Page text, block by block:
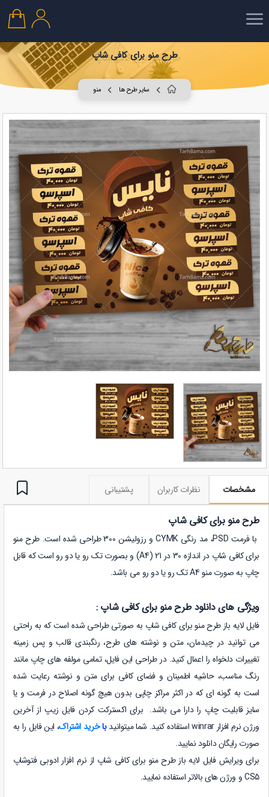
طرح منو برای کافی شاپ
سایر طرح ها منو
مشخصات نظرات کاربران پشتیبانی
طرح منو برای کافی شاپ
با فرمت PSD، مد رنگی CYMK و رزولیشن 300 طراحی شده است. طرح منو
برای کافی شاپ در اندازه 30 در 21 (A4) و بصورت تک رو یا دو رو است که قابل
چاپ به صورت منو A4 تک رو یا دو رو می باشد.
ویژگی های دانلود طرح منو برای کافی شاپ :
فایل لایه باز طرح منو برای کافی شاپ به صورتی طراحی شده است که به راحتی
می توانید در چیدمان، متن و نوشته های طرح، رنگبندی قالب و پس زمینه
تغییرات دلخواه را اعمال کنید. در طراحی این فایل، تمامی مولفه های چاپ مانند
رنگ مناسب، حاشیه اطمینان و فضای کافی برای متن و نوشته رعایت شده
است به گونه ای که در اکثر مراکز چاپی بدون هیچ گونه اصلاح در فرمت و یا
سایز قابلیت چاپ را دارا می باشد. برای اکسترکت کردن فایل زیپ از آخرین
ورژن نرم افزار winrar استفاده کنید. شما میتوانید
باخرید اشتراک، این فایل را به
صورت رایگان دانلود نمایید.
برای ویرایش فایل لایه باز طرح منو برای کافی شاپ از نرم افزار ادوبی فتوشاپ
CS5 و ورژن های بالاتر استفاده نمایید.